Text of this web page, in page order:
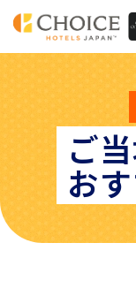
ご
お